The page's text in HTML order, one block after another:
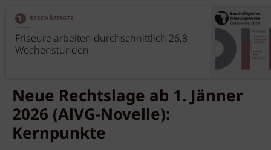
BESCHÄFTIGTE
Friseure arbeiten durchschnittlich 26,8
Wochenstunden
Neue Rechtslage ab 1. Jänner
2026 (AlVG-Novelle):
Kernpunkte